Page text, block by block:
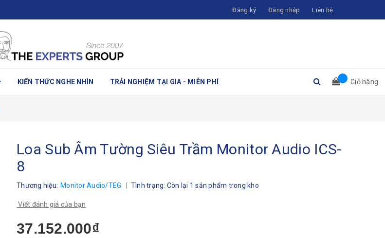
Đăng ký Đăng nhập Liên hệ
KIẾN THỨC NGHE NHÌN TRẢI NGHIỆM TẠI GIA - MIỄN PHÍ Giỏ hàng
Loa Sub Âm Tường Siêu Trầm Monitor Audio ICS-
8
Thương hiệu: Monitor Audio/TEG Tình trạng: Còn lại 1 sản phẩm trong kho
Viết đánh giá của bạn
37.152.000₫